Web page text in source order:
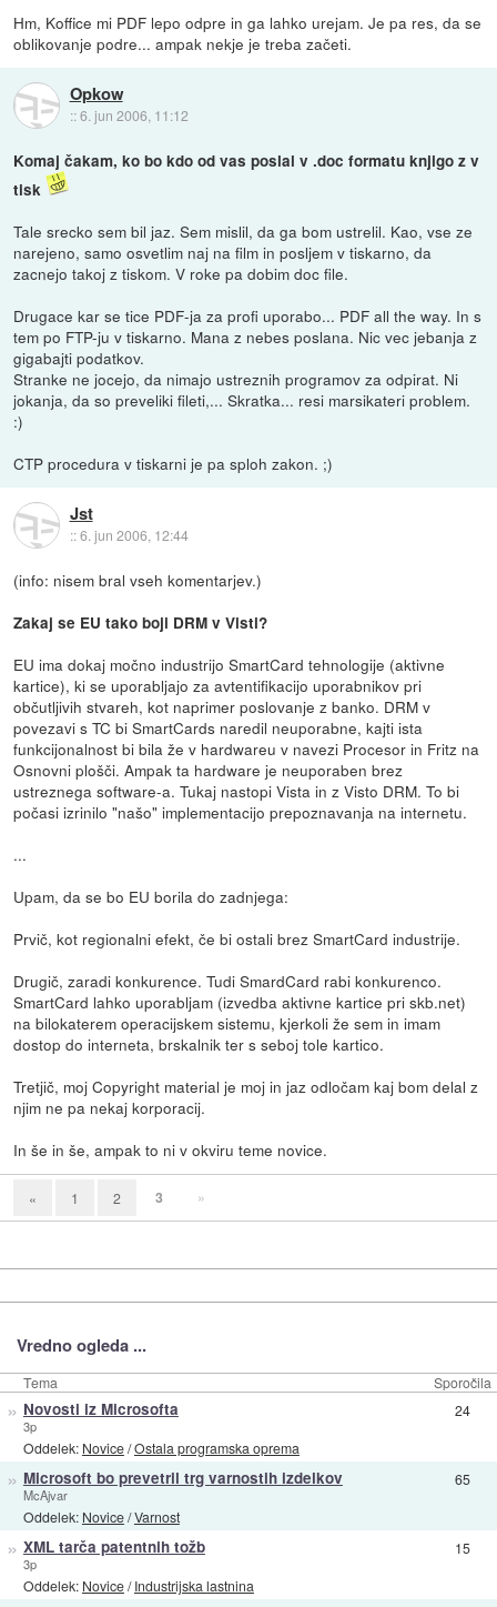
Hm, Koffice mi PDF lepo odpre in ga lahko urejam. Je pa res, da se
oblikovanje podre... ampak nekje je treba začeti.
Opkow
::6. jun 2006, 11:12
Komaj čakam, ko bo kdo od vas poslal v .doc formatu knjigo z v
tisk
Tale srecko sem bil jaz. Sem mislil, da ga bom ustrelil. Kao, vse ze
narejeno, samo osvetlim naj na film in posljem v tiskarno, da
zacnejo takoj z tiskom. V roke pa dobim doc file.
Drugace kar se tice PDF-ja za profi uporabo... PDF all the way. In s
tem po FTP-ju v tiskarno. Mana z nebes poslana. Nic vec jebanja z
gigabajti podatkov.
Stranke ne jocejo, da nimajo ustreznih programov za odpirat. Ni
jokanja, da so preveliki fileti,... Skratka... resi marsikateri problem.
:)
CTP procedura v tiskarni je pa sploh zakon. ;)
Jst
::6. jun 2006, 12:44
(info: nisem bral vseh komentarjev.)
Zakaj se EU tako boji DRM v Visti?
EU ima dokaj močno industrijo SmartCard tehnologije (aktivne
kartice), ki se uporabljajo za avtentifikacijo uporabnikov pri
občutljivih stvareh, kot naprimer poslovanje z banko. DRM v
povezavi s TC bi SmartCards naredil neuporabne, kajti ista
funkcijonalnost bi bila že v hardwareu v navezi Procesor in Fritz na
Osnovni plošči. Ampak ta hardware je neuporaben brez
ustreznega software-a. Tukaj nastopi Vista in z Visto DRM. To bi
počasi izrinilo "našo" implementacijo prepoznavanja na internetu.
...
Upam, da se bo EU borila do zadnjega:
Prvič, kot regionalni efekt, če bi ostali brez SmartCard industrije.
Drugič, zaradi konkurence. Tudi SmardCard rabi konkurenco.
SmartCard lahko uporabljam (izvedba aktivne kartice pri skb.net)
na bilokaterem operacijskem sistemu, kjerkoli že sem in imam
dostop do interneta, brskalnik ter s seboj tole kartico.
Tretjič, moj Copyright material je moj in jaz odločam kaj bom delal z
njim ne pa nekaj korporacij.
In še in še, ampak to ni v okviru teme novice.
« 1 2 3 »
Vredno ogleda ...
Tema Sporočila
» Novosti iz Microsofta
3p
Oddelek: Novice/Ostala programska oprema
24
» Microsoft bo prevetril trg varnostih izdelkov
McAjvar
Oddelek: Novice/Varnost
65
» XML tarča patentnih tožb
3p
Oddelek: Novice/Industrijska lastnina
15